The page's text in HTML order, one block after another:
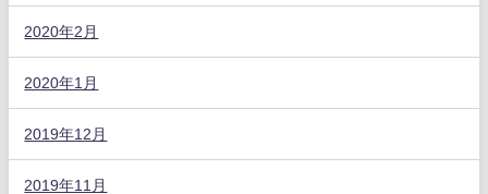
2020年2月
2020年1月
2019年12月
2019年11月